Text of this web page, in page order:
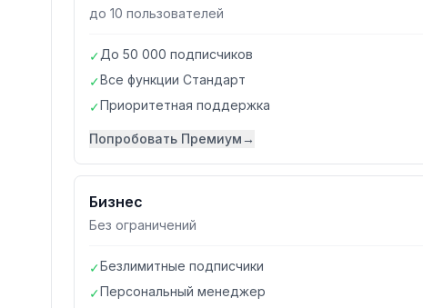
до 10 пользователей
✓До 50 000 подписчиков
✓Все функции Стандарт
✓Приоритетная поддержка
Попробовать Премиум→
Бизнес
Без ограничений
✓Безлимитные подписчики
✓Персональный менеджер